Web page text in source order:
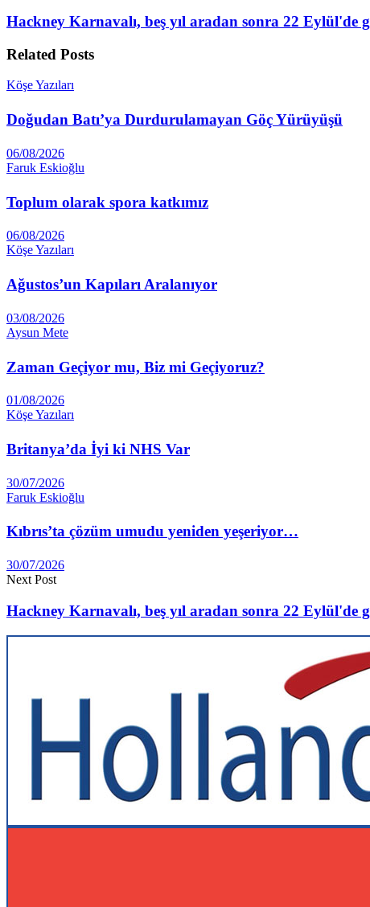
Hackney Karnavalı, beş yıl aradan sonra 22 Eylül'de
Related Posts
Köşe Yazıları
Doğudan Batı’ya Durdurulamayan Göç Yürüyüşü
06/08/2026
Faruk Eskioğlu
Toplum olarak spora katkımız
06/08/2026
Köşe Yazıları
Ağustos’un Kapıları Aralanıyor
03/08/2026
Aysun Mete
Zaman Geçiyor mu, Biz mi Geçiyoruz?
01/08/2026
Köşe Yazıları
Britanya’da İyi ki NHS Var
30/07/2026
Faruk Eskioğlu
Kıbrıs’ta çözüm umudu yeniden yeşeriyor…
30/07/2026
Next Post
Hackney Karnavalı, beş yıl aradan sonra 22 Eylül'de